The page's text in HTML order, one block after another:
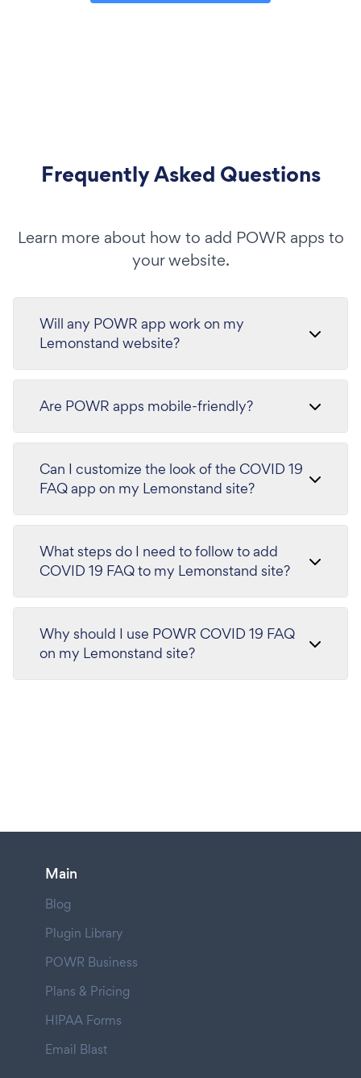
Frequently Asked Questions
Learn more about how to add POWR apps to
your website.
Will any POWR app work on my
Lemonstand website?
Are POWR apps mobile-friendly?
Can I customize the look of the COVID 19
FAQ app on my Lemonstand site?
What steps do I need to follow to add
COVID 19 FAQ to my Lemonstand site?
Why should I use POWR COVID 19 FAQ
on my Lemonstand site?
Main
Blog
Plugin Library
POWR Business
Plans & Pricing
HIPAA Forms
Email Blast